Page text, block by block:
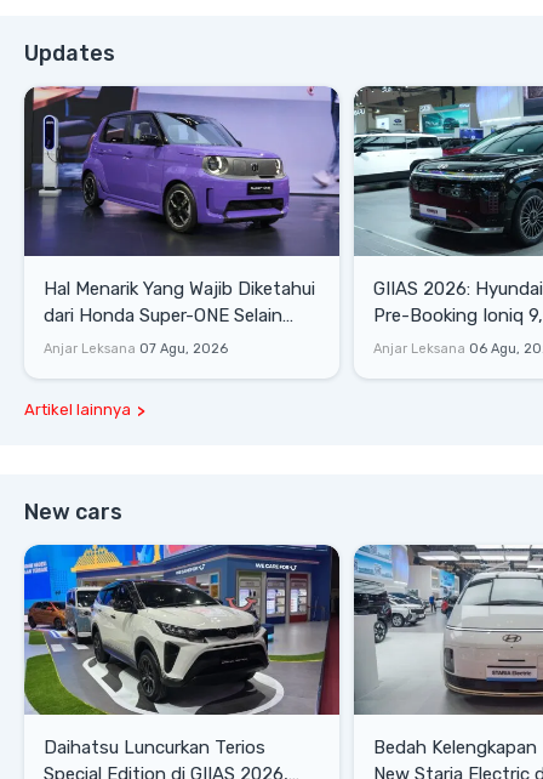
Updates
Hal Menarik Yang Wajib Diketahui
dari Honda Super-ONE Selain
Harga
Anjar Leksana 07 Agu, 2026
GIIAS 2026:
Pre-Booking Ioniq
Rp1,49 Miliar
Anjar Leksana 06 Agu,
Artikel lainnya
New cars
Daihatsu Luncurkan Terios
Special Edition di GIIAS 2026,
Bedah Kelengkapan
New Staria Electric